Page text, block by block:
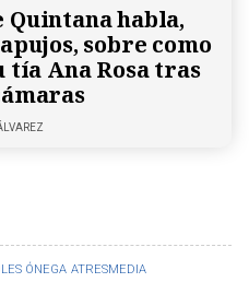
ÓNEGA ATRESMEDIA
Quintana habla,
sobre como
tía Ana Rosa tras